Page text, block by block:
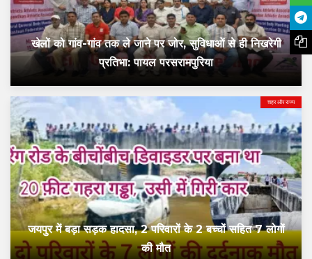
खेलों को गांव-गांव तक ले जाने पर जोर, सुविधाओं से ही निखरेगी
प्रतिभा: पायल परसरामपुरिया
शहर और राज्य
जयपुर में बड़ा सड़क हादसा, 2 परिवारों के 2 बच्चों सहित 7 लोगों
की मौत